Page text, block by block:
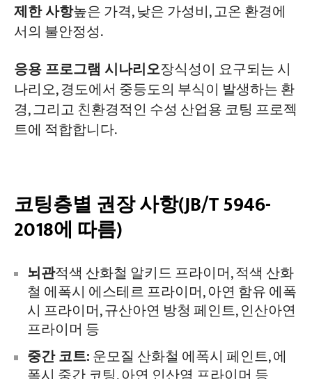
제한 사항높은 가격, 낮은 가성비, 고온 환경에
서의 불안정성.
응용 프로그램 시나리오장식성이 요구되는 시
나리오, 경도에서 중등도의 부식이 발생하는 환
경, 그리고 친환경적인 수성 산업용 코팅 프로젝
트에 적합합니다.
코팅층별 권장 사항(JB/T 5946-
2018에 따름)
뇌관적색 산화철 알키드 프라이머, 적색 산화
철 에폭시 에스테르 프라이머, 아연 함유 에폭
시 프라이머, 규산아연 방청 페인트, 인산아연
프라이머 등
중간 코트:운모질 산화철 에폭시 페인트, 에